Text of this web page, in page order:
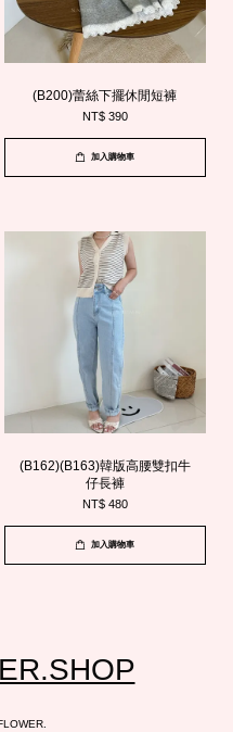
(B200)蕾絲下擺休閒短褲
NT$ 390
加入購物車
(B162)(B163)韓版高腰雙扣牛
仔長褲
NT$ 480
加入購物車